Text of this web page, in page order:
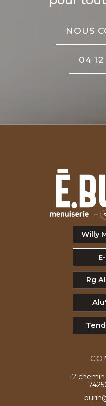
NOUS
04
Willy
Rg
12